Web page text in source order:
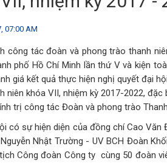
07:00 AM
công tác đoàn và phong trào thanh
phố Hồ Chí Minh lần thứ V và kiện
giá kết quả thực hiện nghị quyết đại
niên khóa VII, nhiệm kỳ 2017-2022,
trị công tác Đoàn và phong trào
có sự hiện diện của đồng chí Cao Văn
Nhật Trường - UV BCH Đoàn
Công đoàn Công ty cùng 50 đoàn